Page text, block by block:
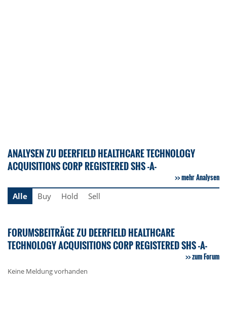
ANALYSEN ZU DEERFIELD HEALTHCARE TECHNOLOGY
ACQUISITIONS CORP REGISTERED SHS -A-
mehr Analysen
Alle
Buy Hold Sell
FORUMSBEITRÄGE ZU DEERFIELD HEALTHCARE
TECHNOLOGY ACQUISITIONS CORP REGISTERED SHS -A-
zum Forum
Keine Meldung vorhanden